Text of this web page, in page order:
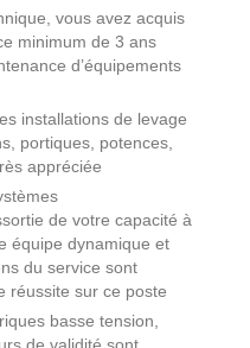
vous avez acquis
minimum de 3 ans
d’équipements
installations de levage
portiques, potences,
appréciée
de votre capacité à
équipe dynamique et
du service sont
réussite sur ce poste
basse tension,
de validité sont